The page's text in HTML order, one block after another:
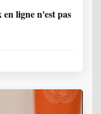
ligne n'est pas